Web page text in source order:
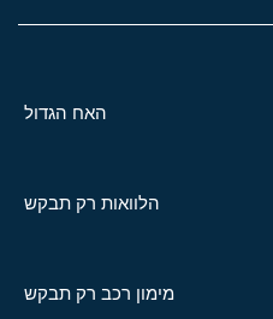
האח הגדול
הלוואות רק תבקש
מימון רכב רק תבקש